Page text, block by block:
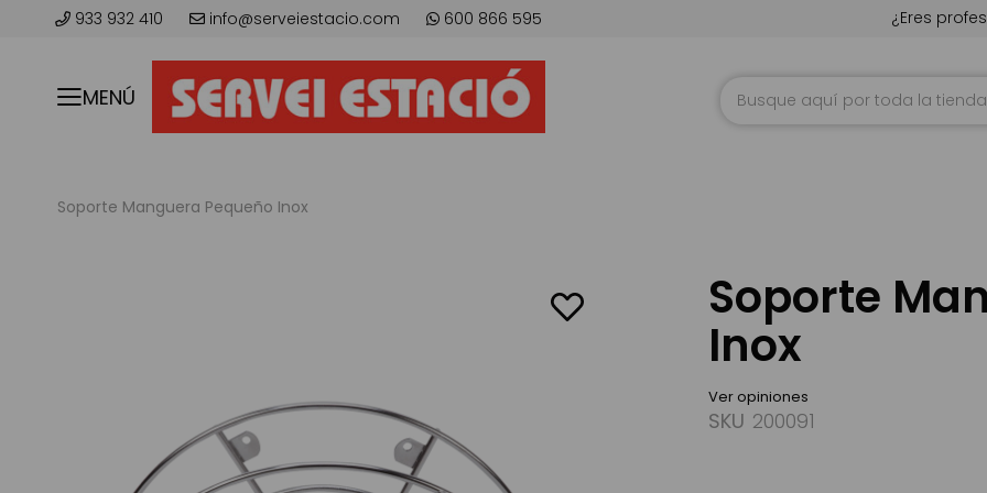
933 932 410 info@serveiestacio.com 600 866 595 ¿Eres
MENÚ
Soporte Manguera Pequeño Inox
Soporte
Inox
Ver opiniones
SKU 200091